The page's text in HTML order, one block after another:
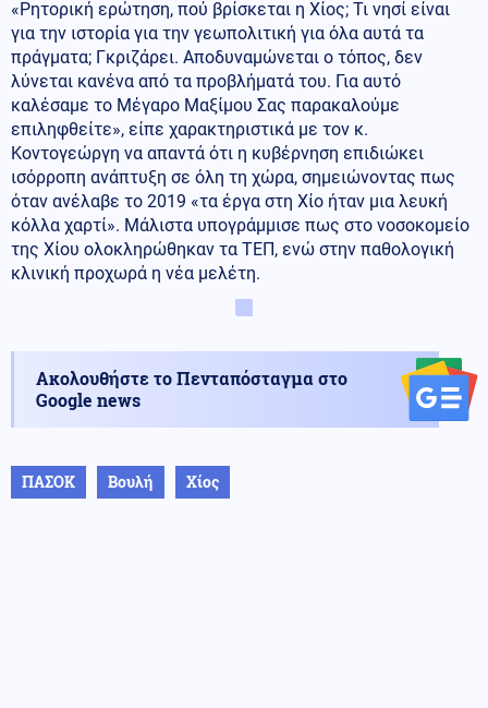
«Ρητορική ερώτηση, πού βρίσκεται η Χίος; Τι νησί είναι
για την ιστορία για την γεωπολιτική για όλα αυτά τα
πράγματα; Γκριζάρει. Αποδυναμώνεται ο τόπος, δεν
λύνεται κανένα από τα προβλήματά του. Για αυτό
καλέσαμε το Μέγαρο Μαξίμου Σας παρακαλούμε
επιληφθείτε», είπε χαρακτηριστικά με τον κ.
Κοντογεώργη να απαντά ότι η κυβέρνηση επιδιώκει
ισόρροπη ανάπτυξη σε όλη τη χώρα, σημειώνοντας πως
όταν ανέλαβε το 2019 «τα έργα στη Χίο ήταν μια λευκή
κόλλα χαρτί». Μάλιστα υπογράμμισε πως στο νοσοκομείο
της Χίου ολοκληρώθηκαν τα ΤΕΠ, ενώ στην παθολογική
κλινική προχωρά η νέα μελέτη.
Ακολουθήστε το Πενταπόσταγμα στο
Google news
ΠΑΣΟΚ Βουλή Χίος